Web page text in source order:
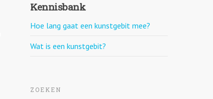
Kennisbank
Hoe lang gaat een kunstgebit mee?
Wat is een kunstgebit?
ZOEKEN